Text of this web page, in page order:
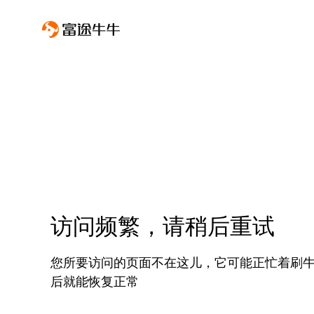
访问频繁，请稍后重试
您所要访问的页面不在这儿，它可能正忙着刷
后就能恢复正常